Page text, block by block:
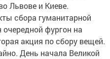
Львове и Киеве.
сбора гуманитарной
фургон на
акция по сбору вещей.
День начала Великой